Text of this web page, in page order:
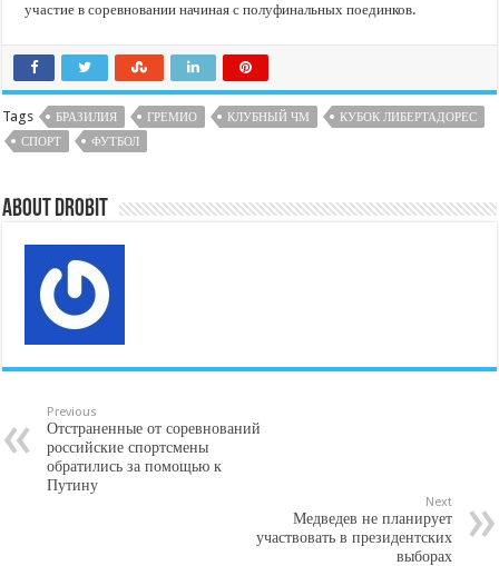
участие в соревновании начиная с полуфинальных поединков.
Tags БРАЗИЛИЯ ГРЕМИО КЛУБНЫЙ ЧМ
КУБОК ЛИБЕРТАДОРЕС
СПОРТ
ФУТБОЛ
About DroBit
Previous
Отстраненные от соревнований
российские спортсмены
обратились за помощью к
Путину
Next
Медведев не планирует
участвовать в президентских
выборах